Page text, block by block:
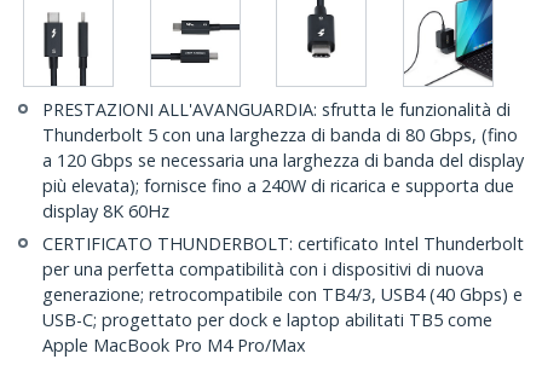
PRESTAZIONI ALL'AVANGUARDIA: sfrutta le funzionalità di
Thunderbolt 5 con una larghezza di banda di 80 Gbps, (fino
a 120 Gbps se necessaria una larghezza di banda del display
più elevata); fornisce fino a 240W di ricarica e supporta due
display 8K 60Hz
CERTIFICATO THUNDERBOLT: certificato Intel Thunderbolt
per una perfetta compatibilità con i dispositivi di nuova
generazione; retrocompatibile con TB4/3, USB4 (40 Gbps) e
USB-C; progettato per dock e laptop abilitati TB5 come
Apple MacBook Pro M4 Pro/Max